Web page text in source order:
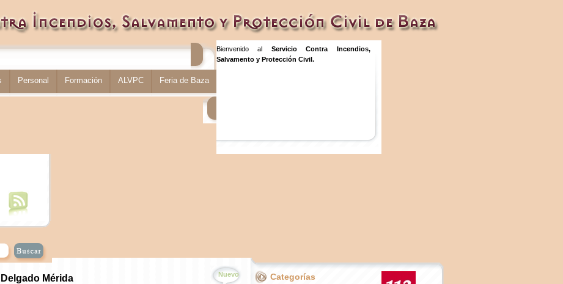
Personal Formación ALVPC Feria de Baza
Bienvenido al Servicio Contra Incendios,
Salvamento y Protección Civil.
Mérida Nuevo Categorías